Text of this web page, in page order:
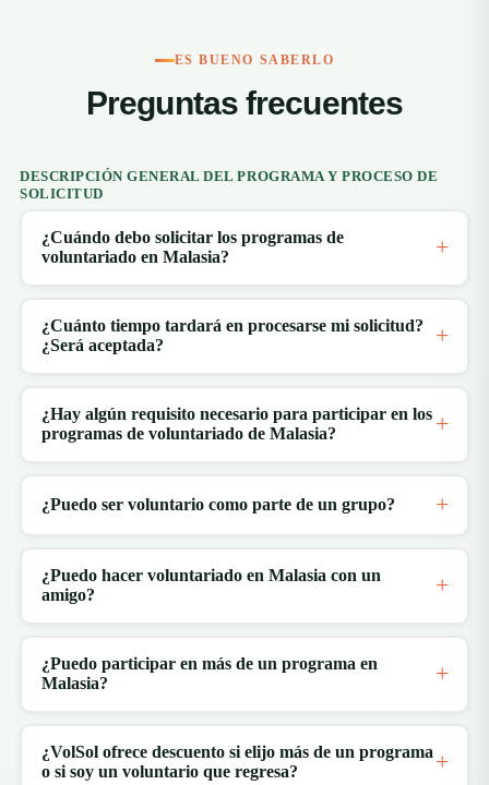
ES BUENO SABERLO
Preguntas frecuentes
DESCRIPCIÓN GENERAL DEL PROGRAMA Y PROCESO DE
SOLICITUD
¿Cuándo debo solicitar los programas de
voluntariado en Malasia?
¿Cuánto tiempo tardará en procesarse mi solicitud?
¿Será aceptada?
¿Hay algún requisito necesario para participar en los
programas de voluntariado de Malasia?
¿Puedo ser voluntario como parte de un grupo?
¿Puedo hacer voluntariado en Malasia con un
amigo?
¿Puedo participar en más de un programa en
Malasia?
¿VolSol ofrece descuento si elijo más de un programa
o si soy un voluntario que regresa?